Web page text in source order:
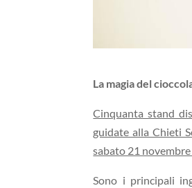
La magia del
Cinquanta stand
guidate alla Chieti
sabato 21
Sono i principali